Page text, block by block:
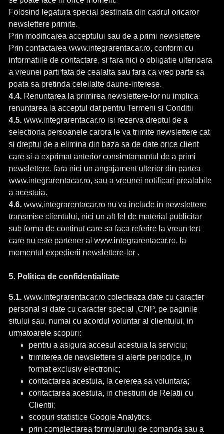
Folosind legatura special destinata din cadrul oricaror
newslettere primite.
Prin modificarea acceptului sau de a primi newslettere
Prin contactarea www.integrarentacar.ro, conform cu
informatiile de contactare, si fara nici o obligatie ulterioara
a vreunei parti fata de cealalta sau fara ca vreo parte sa
poata sa pretinda celeilalte daune-interese.
4.4.Renuntarea la primirea newslettere-lor nu implica
renuntarea la acceptul dat pentru Termeni si Conditii
4.5.www.integrarentacar.ro isi rezerva dreptul de a
selectiona persoanele carora le va trimite newslettere cat
si dreptul de a elimina din baza sa de date orice client
care si-a exprimat anterior consimtamantul de a primi
newslettere, fara nici un angajament ulterior din partea
www.integrarentacar.ro, sau a vreunei notificari prealabile
a acestuia.
4.6.www.integrarentacar.ro nu va include in newslettere
transmise clientului, nici un alt fel de material publicitar
sub forma de continut care sa faca referire la vreun tert
care nu este partener al www.integrarentacar.ro, la
momentul expedierii newslettere-lor .
5. Politica de confidentialitate
5.1.www.integrarentacar.ro colecteaza date cu caracter
personal si date cu caracter special ,CNP, pe paginile
sitului sau, numai cu acordul voluntar al clientului, in
urmatoarele scopuri:
pentru a asigura accesul acestuia la serviciu;
trimiterea de newslettere si alerte periodice, in
format exclusiv electronic;
contactarea acestuia, la cererea sa voluntara;
contactarea acestuia, in chestiuni de Relatii cu
Clientii;
scopuri statistice Google Analytics.
prin complectarea formularului de comanda sau a